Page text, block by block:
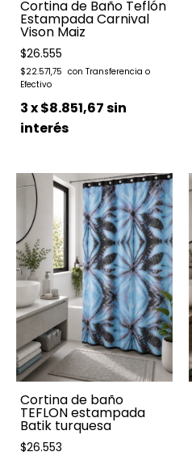
Cortina de Baño Teflón
Estampada Carnival
Vison Maiz
$26.555
$22.571,75
3x$8.851,67sin
interés
Cortina de baño
TEFLON estampada
Batik turquesa
$26.553